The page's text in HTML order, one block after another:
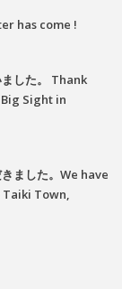
has come !
ました。 Thank
Sight in
ました。We have
Town,